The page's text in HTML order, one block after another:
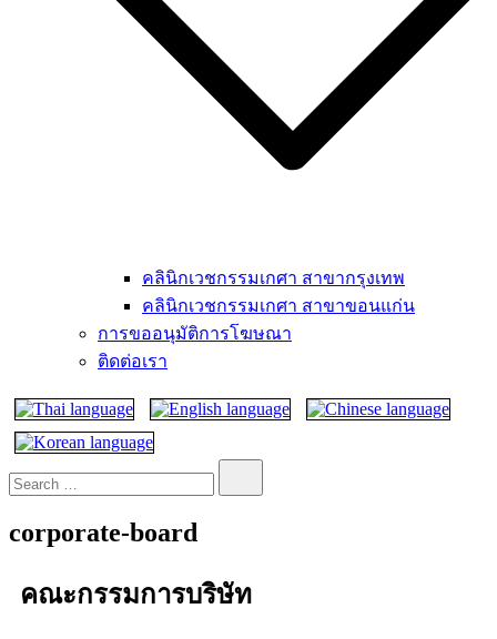
คลินิกเวชกรรมเกศา สาขากรุงเทพ
คลินิกเวชกรรมเกศา สาขาขอนแก่น
การขออนุมัติการโฆษณา
ติดต่อเรา
corporate-board
คณะกรรมการบริษัท